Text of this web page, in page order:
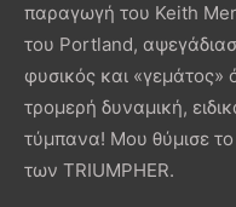
παραγωγή του Keith
του Portland,
φυσικός και «γεμάτος»
τρομερή δυναμική,
τύμπανα! Μου θύμισε το
των TRIUMPHER.